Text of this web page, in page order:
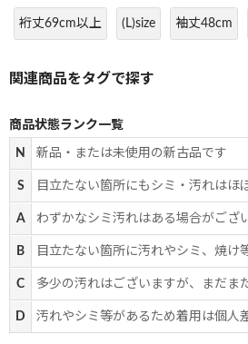
裄丈69cm以上 (L)size 袖丈48cm
商品状態ランク一覧
N 新品・または未使用の新古品です
S 目立たない箇所にもシミ・汚れはほ
A わずかなシミ汚れはある場合がござ
B 目立たない箇所に汚れやシミ、焼け
C 多少の汚れはございますが、まだま
D 汚れやシミ等があるため着用は個人